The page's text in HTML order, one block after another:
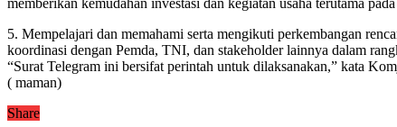
5. Mempelajari dan memahami serta mengikuti perkembangan
koordinasi dengan Pemda, TNI, dan stakeholder lainnya dalam
“Surat Telegram ini bersifat perintah untuk dilaksanakan,” kata
( maman)
Share